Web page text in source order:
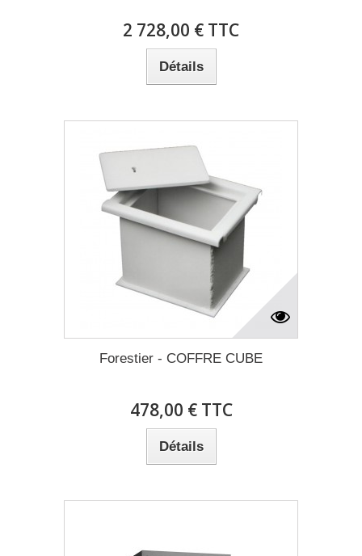
2 728,00 € TTC
Détails
Forestier - COFFRE CUBE
478,00 € TTC
Détails